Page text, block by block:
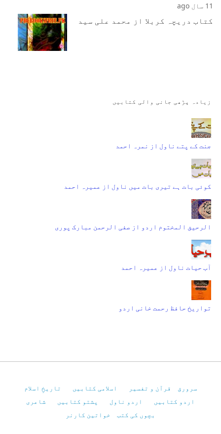
11 سال ago
کتاب دریچہ کربلا از محمد علی سید
زیادہ پڑھی جانی والی کتابیں
جنت کے پتے ناول از نمرہ احمد
کوئی بات ہے تیری بات میں ناول از عمیرہ احمد
الرحیق المختوم اردو از صفی الرحمن مبارک پوری
آب حیات ناول از عمیرہ احمد
تواریخ حافظ رحمت خانی اردو
سرورق قرآن و تفسیر اسلامی کتابیں
تاریخِ اسلام
اردو کتابیں
اردو ناول پشتو کتابیں
شاعری
بچوں کی کتب
خواتین کارنر